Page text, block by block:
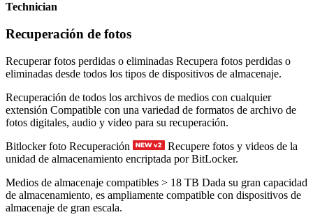
Technician
Recuperación de fotos
Recuperar fotos perdidas o eliminadas Recupera fotos perdidas o
eliminadas desde todos los tipos de dispositivos de almacenaje.
Recuperación de todos los archivos de medios con cualquier
extensión Compatible con una variedad de formatos de archivo de
fotos digitales, audio y video para su recuperación.
Bitlocker foto Recuperación
Recupere fotos y videos de la
unidad de almacenamiento encriptada por BitLocker.
Medios de almacenaje compatibles > 18 TB Dada su gran capacidad
de almacenamiento, es ampliamente compatible con dispositivos de
almacenaje de gran escala.